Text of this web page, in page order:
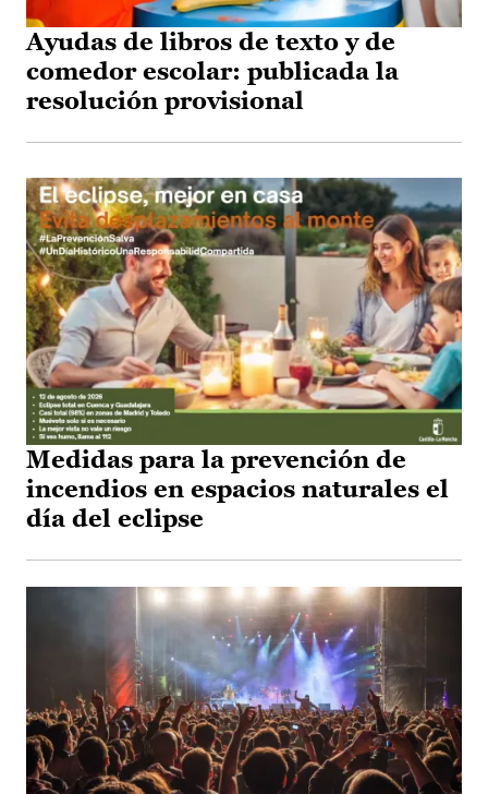
Ayudas de libros de texto y de
comedor escolar: publicada la
resolución provisional
Medidas para la prevención de
incendios en espacios naturales el
día del eclipse